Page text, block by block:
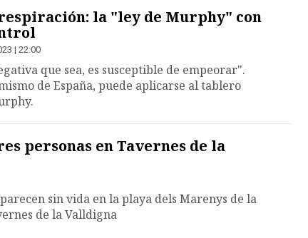
la "ley de Murphy" con
| 22:00
que sea, es susceptible de empeorar".
de España, puede aplicarse al tablero
personas en Tavernes de la
sin vida en la playa dels Marenys de la
de la Valldigna